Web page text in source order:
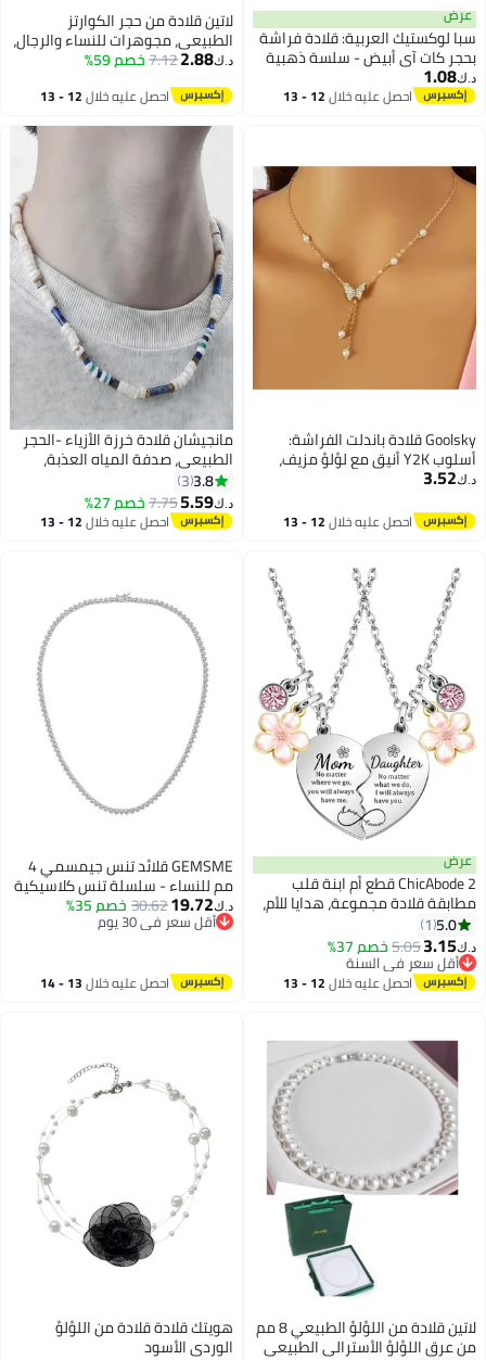
عرض
سبا لوكستيك العربية: قلادة فراشة
بحجر كات آي أبيض - سلسة ذهبية
بتصميم مينيمالي | إكسسوارات
أنيقة متعددة الاستخدامات
د.ك‏1.08
احصل عليه خلال 12 - 13
اغسطس
لاتين قلادة من حجر الكوارتز
الطبيعي، مجوهرات للنساء والرجال،
كريستال عين النمر
د.ك‏2.88
7.12خصم 59%
احصل عليه خلال 12 - 13
اغسطس
Goolsky قلادة باندلت الفراشة:
أسلوب Y2K أنيق مع لؤلؤ مزيف،
لمسات من الأحجار الكريمة، سبيكة
اليومي والعطلات
د.ك‏3.52
احصل عليه خلال 12 - 13
مانجيشان قلادة خرزة الأزياء -الحجر
الطبيعي، صدفة المياه العذبة،
لابيس من الفولاذ المقاوم للصدأ،
مجوهرات الصيف
3.8
3
د.ك‏5.59
7.75خصم 27%
احصل عليه خلال 12 - 13
عرض
ChicAbode 2 قطع أم ابنة قلب
مطابقة قلادة مجموعة، هدايا للأم،
عيد الأم، عيد ميلاد من ابنتها
5.0
1
د.ك‏3.15
5.05خصم 37%
أقل سعر في السنة
أقل سعر في السنة
احصل عليه خلال 12 - 13
GEMSME قلائد تنس جيمسمي 4
مم للنساء - سلسلة تنس كلاسيكية
من الزركونيا المكعبة المطلية
د.ك‏19.72
30.62خصم 35%
أقل سعر في 30 يوم
أقل سعر في 30 يوم
احصل عليه خلال 13 - 14
لاتين قلادة من اللؤلؤ الطبيعي 8 مم
من عرق اللؤلؤ الأسترالي الطبيعي
هويتك قلادة قلادة من اللؤلؤ
الوردي الأسود